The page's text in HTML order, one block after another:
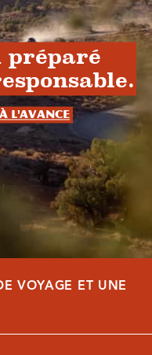
préparé
l'avance
VOYAGE ET UNE